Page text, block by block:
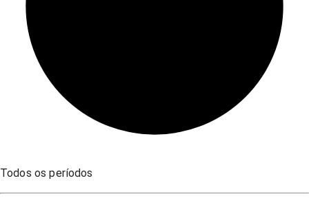
Todos os períodos